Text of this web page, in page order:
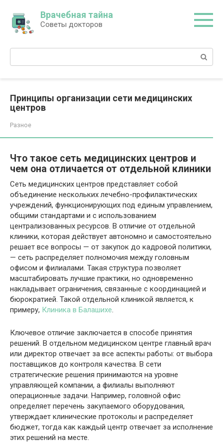
контенту
Врачебная тайна
Советы докторов
Поиск:
Принципы организации сети медицинских
центров
Разное
Что такое сеть медицинских центров и
чем она отличается от отдельной клиники
Сеть медицинских центров представляет собой
объединение нескольких лечебно-профилактических
учреждений, функционирующих под единым управлением,
общими стандартами и с использованием
централизованных ресурсов. В отличие от отдельной
клиники, которая действует автономно и самостоятельно
решает все вопросы — от закупок до кадровой политики,
— сеть распределяет полномочия между головным
офисом и филиалами. Такая структура позволяет
масштабировать лучшие практики, но одновременно
накладывает ограничения, связанные с координацией и
бюрократией. Такой отдельной клиникой является, к
примеру, Клиника в Балашихе.
Ключевое отличие заключается в способе принятия
решений. В отдельном медицинском центре главный врач
или директор отвечает за все аспекты работы: от выбора
поставщиков до контроля качества. В сети
стратегические решения принимаются на уровне
управляющей компании, а филиалы выполняют
операционные задачи. Например, головной офис
определяет перечень закупаемого оборудования,
утверждает клинические протоколы и распределяет
бюджет, тогда как каждый центр отвечает за исполнение
этих решений на месте.